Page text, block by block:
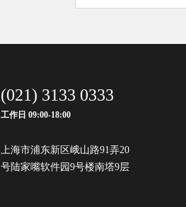
(021) 3133 0333
工作日 09:00-18:00
上海市浦东新区峨山路91弄20
号陆家嘴软件园9号楼南塔9层